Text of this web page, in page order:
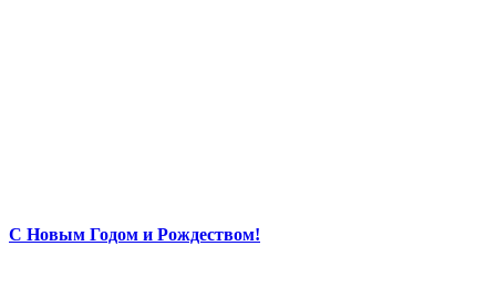
С Новым Годом и Рождеством!